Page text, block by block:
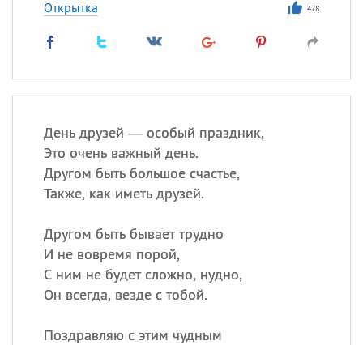
Открытка 478
День друзей — особый праздник,
Это очень важный день.
Другом быть большое счастье,
Также, как иметь друзей.
Другом быть бывает трудно
И не вовремя порой,
С ним не будет сложно, нудно,
Он всегда, везде с тобой.
Поздравляю с этим чудным